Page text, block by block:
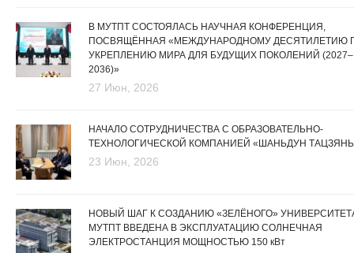
В МУТПТ СОСТОЯЛАСЬ НАУЧНАЯ КОНФЕРЕНЦИЯ,
ПОСВЯЩЁННАЯ «МЕЖДУНАРОДНОМУ ДЕСЯТИЛЕТИЮ
УКРЕПЛЕНИЮ МИРА ДЛЯ БУДУЩИХ ПОКОЛЕНИЙ (2027–
2036)»
27 Июн, 2026
НАЧАЛО СОТРУДНИЧЕСТВА С ОБРАЗОВАТЕЛЬНО-
ТЕХНОЛОГИЧЕСКОЙ КОМПАНИЕЙ «ШАНЬДУН
23 Июн, 2026
НОВЫЙ ШАГ К СОЗДАНИЮ «ЗЕЛЁНОГО»
МУТПТ ВВЕДЕНА В ЭКСПЛУАТАЦИЮ СОЛНЕЧНАЯ
ЭЛЕКТРОСТАНЦИЯ МОЩНОСТЬЮ 150 кВт